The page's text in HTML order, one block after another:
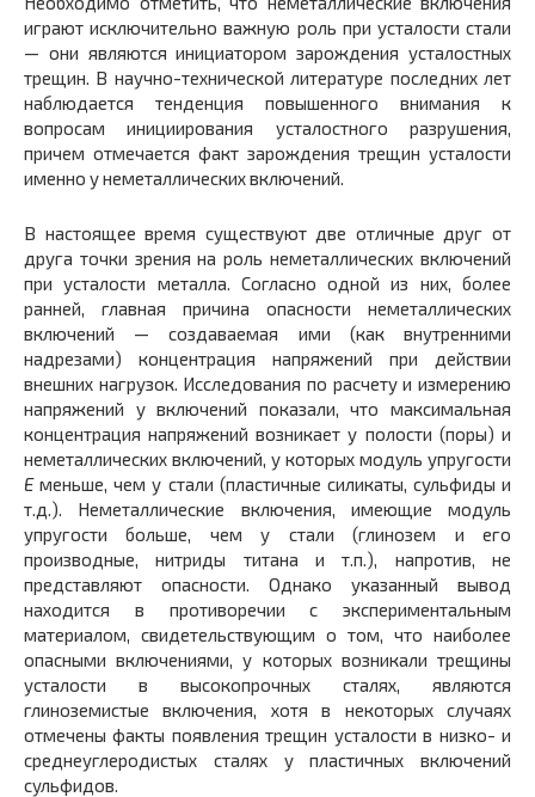
играют исключительно важную роль при усталости стали
— они являются инициатором зарождения усталостных
трещин. В научно-технической литературе последних лет
наблюдается тенденция повышенного внимания к
вопросам инициирования усталостного разрушения,
причем отмечается факт зарождения трещин усталости
именно у неметаллических включений.
В настоящее время существуют две отличные друг от
друга точки зрения на роль неметаллических включений
при усталости металла. Согласно одной из них, более
ранней, главная причина опасности неметаллических
включений — создаваемая ими (как внутренними
надрезами) концентрация напряжений при действии
внешних нагрузок. Исследования по расчету и измерению
напряжений у включений показали, что максимальная
концентрация напряжений возникает у полости (поры) и
неметаллических включений, у которых модуль упругости
Еменьше, чем у стали (пластичные силикаты, сульфиды и
т.д.). Неметаллические включения, имеющие модуль
упругости больше, чем у стали (глинозем и его
производные, нитриды титана и т.п.), напротив, не
представляют опасности. Однако указанный вывод
находится в противоречии с экспериментальным
материалом, свидетельствующим о том, что наиболее
опасными включениями, у которых возникали трещины
усталости в высокопрочных сталях, являются
глиноземистые включения, хотя в некоторых случаях
отмечены факты появления трещин усталости в низко- и
среднеуглеродистых сталях у пластичных включений
сульфидов.